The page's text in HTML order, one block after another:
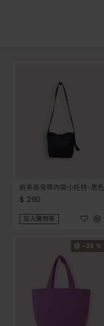
帆布長背帶內袋小托特-黑色
$ 290
加入購物車
-25 %